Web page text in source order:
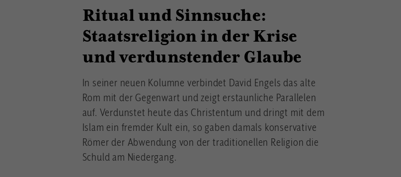
Ritual und Sinnsuche:
Staatsreligion in der Krise
und verdunstender Glaube
In seiner neuen Kolumne verbindet David Engels das alte
Rom mit der Gegenwart und zeigt erstaunliche Parallelen
auf. Verdunstet heute das Christentum und dringt mit dem
Islam ein fremder Kult ein, so gaben damals konservative
Römer der Abwendung von der traditionellen Religion die
Schuld am Niedergang.